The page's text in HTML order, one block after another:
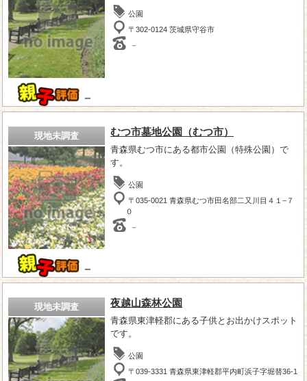
－
公園
〒302-0124 茨城県守谷市
－
現地未調査
－
むつ市墓地公園（むつ市）
青森県むつ市にある都市公園（特殊公園）で
す。
公園
〒035-0021 青森県むつ市田名部二又川目４１−７
０
－
現地未調査 夜越山森林公園
青森県東津軽郡にある子供とお出かけスポット
です。
公園
〒039-3331 青森県東津軽郡平内町浜子字堀替36-1